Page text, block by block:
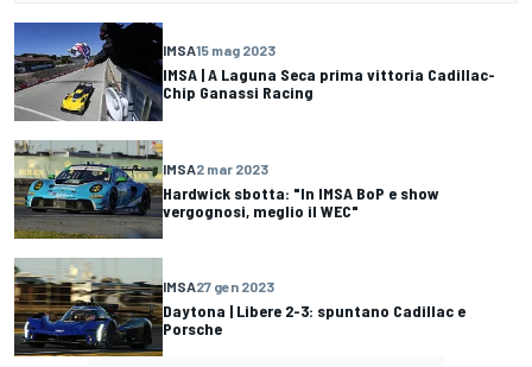
IMSA15 mag 2023
IMSA | A Laguna Seca prima vittoria Cadillac-
Chip Ganassi Racing
IMSA2 mar 2023
Hardwick sbotta: "In IMSA BoP e show
vergognosi, meglio il WEC"
IMSA27 gen 2023
Daytona | Libere 2-3: spuntano Cadillac e
Porsche